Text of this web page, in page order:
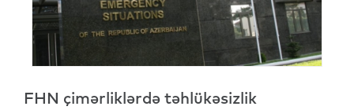
FHN çimərliklərdə təhlükəsizlik